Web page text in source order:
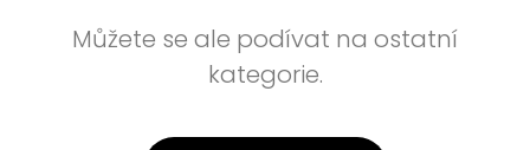
Můžete se ale podívat na ostatní
kategorie.